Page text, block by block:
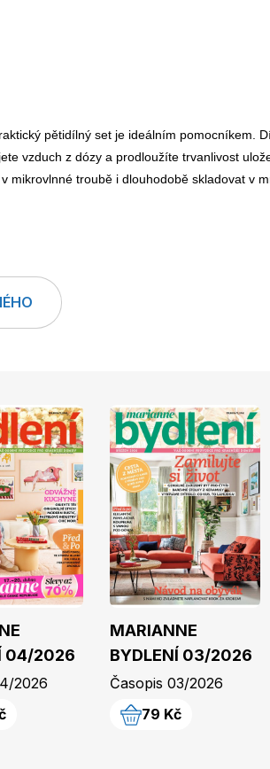
Burda Easy
Burda Best of Plus
Burda Pletení
pětidílný set je ideálním pomocníkem.
vzduch z dózy a prodloužíte trvanlivost
troubě i dlouhodobě skladovat v
04/2026
2026
MARIANNE
BYDLENÍ 03/2026
Časopis 03/2026
79 Kč